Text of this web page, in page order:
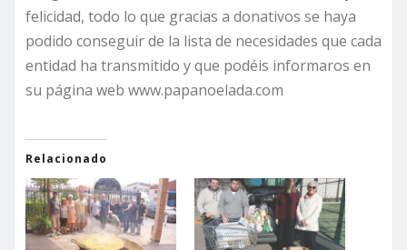
felicidad, todo lo que gracias a donativos se haya
podido conseguir de la lista de necesidades que cada
entidad ha transmitido y que podéis informaros en
su página web www.papanoelada.com
Relacionado